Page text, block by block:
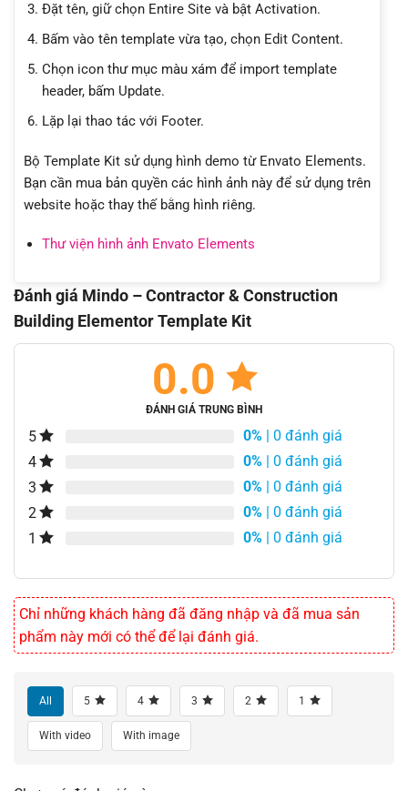
Đặt tên, giữ chọn Entire Site và bật Activation.
Bấm vào tên template vừa tạo, chọn Edit Content.
Chọn icon thư mục màu xám để import template
header, bấm Update.
Lặp lại thao tác với Footer.
Bộ Template Kit sử dụng hình demo từ Envato Elements.
Bạn cần mua bản quyền các hình ảnh này để sử dụng trên
website hoặc thay thế bằng hình riêng.
Thư viện hình ảnh Envato Elements
Đánh giá Mindo – Contractor & Construction
Building Elementor Template Kit
0.0
ĐÁNH GIÁ TRUNG BÌNH
5 0% | 0 đánh giá
4
0% | 0 đánh giá
3
0% | 0 đánh giá
2
0% | 0 đánh giá
1
0% | 0 đánh giá
Chỉ những khách hàng đã đăng nhập và đã mua sản
phẩm này mới có thể để lại đánh giá.
All 5 4 3 2 1
With video With image